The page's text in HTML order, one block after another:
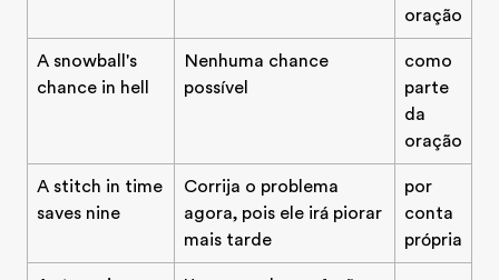
oração
A snowball's
chance in hell
Nenhuma chance
possível
como
parte
da
oração
A stitch in time
saves nine
Corrija o problema
agora, pois ele irá piorar
mais tarde
por
conta
própria